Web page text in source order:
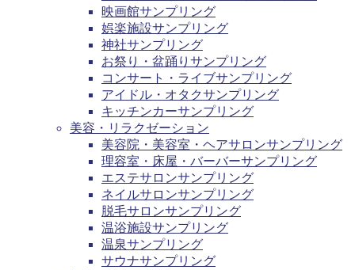
映画館サンプリング
娯楽施設サンプリング
神社サンプリング
お祭り・盆踊りサンプリング
コンサート・ライブサンプリング
アイドル・オタクサンプリング
キッチンカーサンプリング
美容・リラクゼーション
美容院・美容室・ヘアサロンサンプリング
理容室・床屋・バーバーサンプリング
エステサロンサンプリング
ネイルサロンサンプリング
脱毛サロンサンプリング
温浴施設サンプリング
温泉サンプリング
サウナサンプリング